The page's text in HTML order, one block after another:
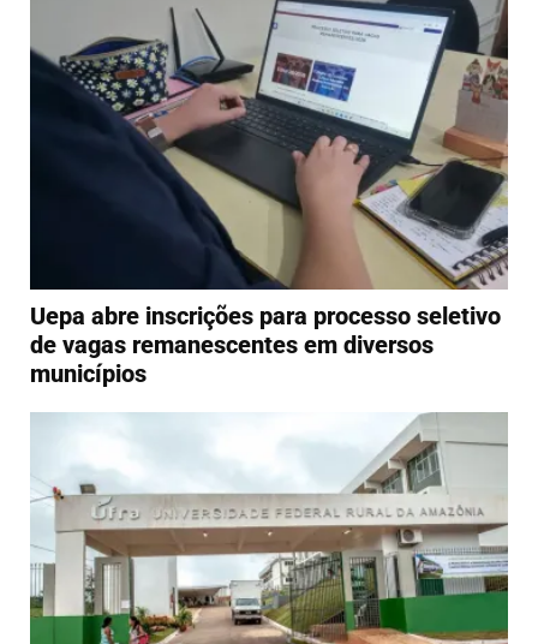
Uepa abre inscrições para processo seletivo
de vagas remanescentes em diversos
municípios